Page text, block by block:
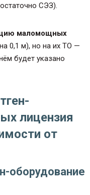
СЭЗ).
маломощных
0,1 м), но на их ТО —
будет указано
лицензия
от
оборудование